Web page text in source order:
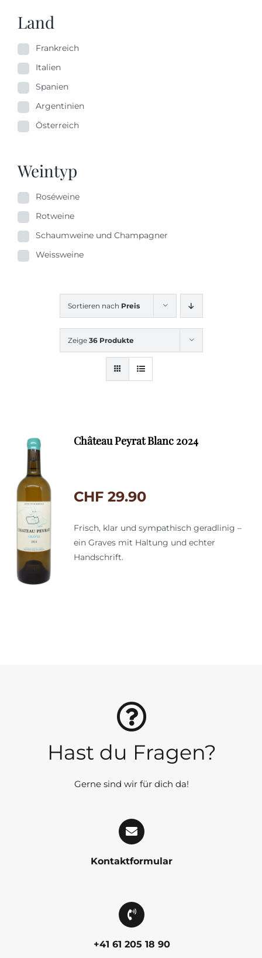
Sortieren nach Preis
Zeige 36 Produkte
Château Peyrat Blanc 2024
CHF 29.90
Frisch, klar und sympathisch geradlinig –
ein Graves mit Haltung und echter
Handschrift.
Land
Frankreich
Italien
Spanien
Argentinien
Österreich
Weintyp
Roséweine
Rotweine
Schaumweine und Champagner
Weissweine
Hast du Fragen?
Gerne sind wir für dich da!
Kontaktformular
+41 61 205 18 90